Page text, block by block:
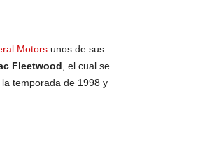
Motorsunos de sus
Fleetwood , el cual se
temporada de 1998 y